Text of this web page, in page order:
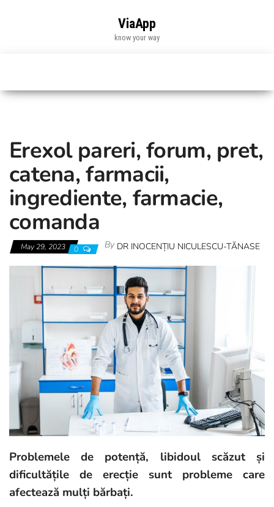
ViaApp
know your way
Erexol pareri, forum, pret,
catena, farmacii,
ingrediente, farmacie,
comanda
May 29, 2023 0 By DR INOCENȚIU NICULESCU-TĂNASE
Problemele de potență, libidoul scăzut și
dificultățile de erecție sunt probleme care
afectează mulți bărbați.